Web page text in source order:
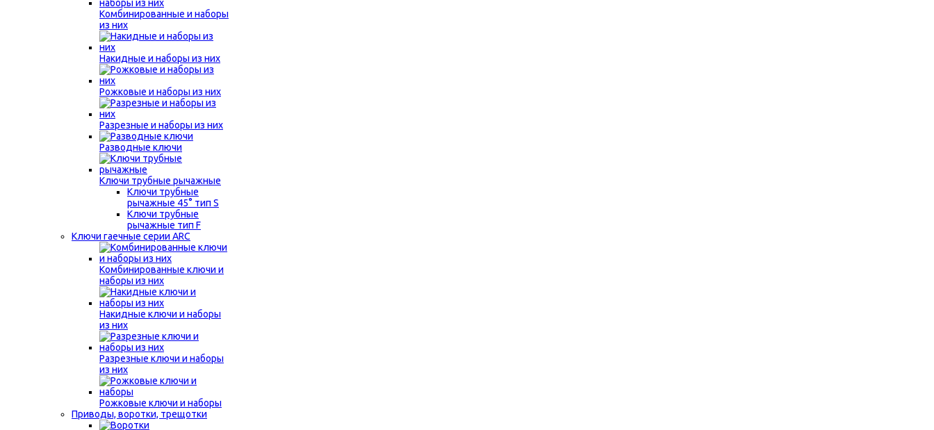
Комбинированные и наборы
из них
Накидные и наборы из них
Рожковые и наборы из них
Разрезные и наборы из них
Разводные ключи
Ключи трубные рычажные
Ключи трубные
рычажные 45° тип S
Ключи трубные
рычажные тип F
Ключи гаечные серии ARC
Комбинированные ключи и
наборы из них
Накидные ключи и наборы
из них
Разрезные ключи и наборы
из них
Рожковые ключи и наборы
Приводы, воротки, трещотки